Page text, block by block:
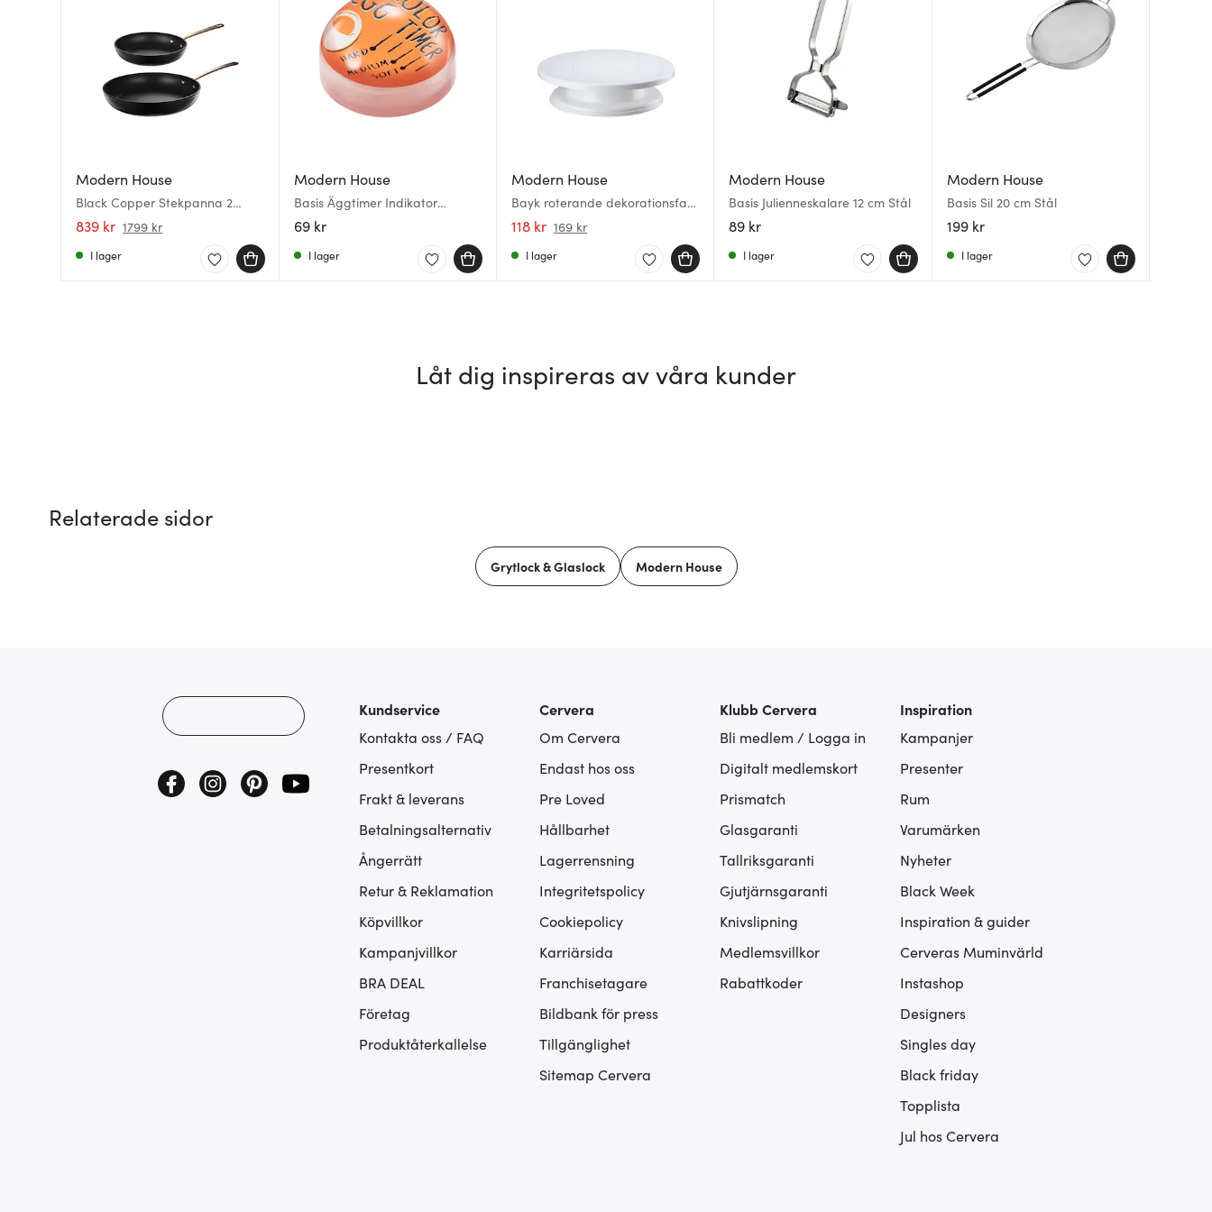
Modern House
Black Copper Stekpanna 2
delar 20+28 cm Svart/Koppar
839 kr 1799 kr
I lager
Modern House
Basis Äggtimer Indikator
Orange/Svart
69 kr
I lager
Modern House
Bayk roterande dekorationsfat
27 cm vit
118 kr 169 kr
I lager
Modern House
Basis Julienneskalare 12 cm Stål
89 kr
I lager
Modern House
Basis Sil 20 cm Stål
199 kr
I lager
Låt dig inspireras av våra kunder
Relaterade sidor
Grytlock & Glaslock Modern House
Kundservice
Kontakta oss / FAQ
Presentkort
Frakt & leverans
Betalningsalternativ
Ångerrätt
Retur & Reklamation
Köpvillkor
Kampanjvillkor
BRA DEAL
Företag
Produktåterkallelse
Cervera
Om Cervera
Endast hos oss
Pre Loved
Hållbarhet
Lagerrensning
Integritetspolicy
Cookiepolicy
Karriärsida
Franchisetagare
Bildbank för press
Tillgänglighet
Sitemap Cervera
Klubb Cervera
Bli medlem / Logga in
Digitalt medlemskort
Prismatch
Glasgaranti
Tallriksgaranti
Gjutjärnsgaranti
Knivslipning
Medlemsvillkor
Rabattkoder
Inspiration
Kampanjer
Presenter
Rum
Varumärken
Nyheter
Black Week
Inspiration & guider
Cerveras Muminvärld
Instashop
Designers
Singles day
Black friday
Topplista
Jul hos Cervera